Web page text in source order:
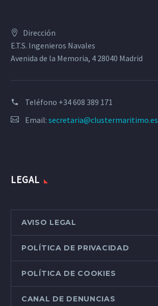
Dirección
E.T.S. Ingenieros Navales
Avenida de la Memoria, 4 28040 Madrid
Teléfono +34 608 389 171
Email: secretaria@clustermaritimo.es
LEGAL
AVISO LEGAL
POLÍTICA DE PRIVACIDAD
POLÍTICA DE COOKIES
CANAL DE DENUNCIAS